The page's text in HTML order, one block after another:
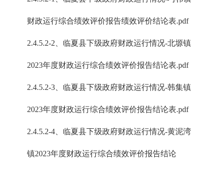
财政运行综合绩效评价报告绩效评价结论表.pdf
2.4.5.2-2、临夏县下级政府财政运行情况-北塬镇
2023年度财政运行综合绩效评价报告结论表.pdf
2.4.5.2-3、临夏县下级政府财政运行情况-韩集镇
2023年度财政运行综合绩效评价报告结论表.pdf
2.4.5.2-4、临夏县下级政府财政运行情况-黄泥湾
镇2023年度财政运行综合绩效评价报告结论